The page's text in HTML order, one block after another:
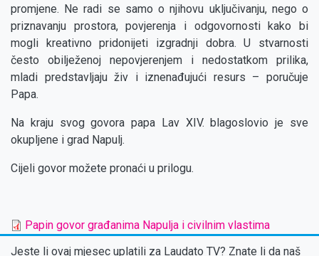
promjene. Ne radi se samo o njihovu uključivanju, nego o
priznavanju prostora, povjerenja i odgovornosti kako bi
mogli kreativno pridonijeti izgradnji dobra. U stvarnosti
često obilježenoj nepovjerenjem i nedostatkom prilika,
mladi predstavljaju živ i iznenađujući resurs – poručuje
Papa.
Na kraju svog govora papa Lav XIV. blagoslovio je sve
okupljene i grad Napulj.
Cijeli govor možete pronaći u prilogu.
Papin govor građanima Napulja i civilnim vlastima
Jeste li ovaj mjesec uplatili za Laudato TV? Znate li da naš